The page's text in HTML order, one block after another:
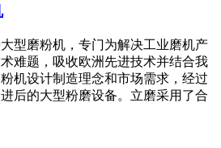
型磨粉机，专门为解决工业磨机产
难题，吸收欧洲先进技术并结合我
机设计制造理念和市场需求，经过
后的大型粉磨设备。立磨采用了合